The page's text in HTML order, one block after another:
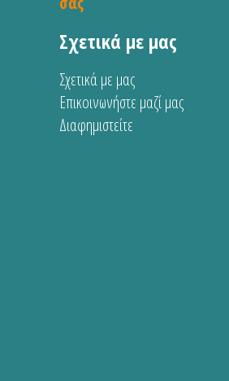
Σχετικά με μας
Σχετικά με μας
Επικοινωνήστε μαζί μας
Διαφημιστείτε